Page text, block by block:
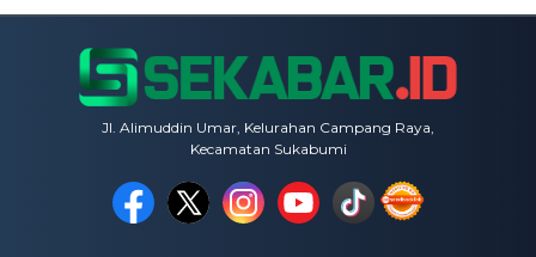
Jl. Alimuddin Umar, Kelurahan Campang Raya,
Kecamatan Sukabumi